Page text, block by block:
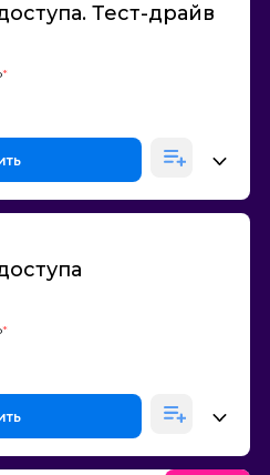
Тест-драйв
*
*